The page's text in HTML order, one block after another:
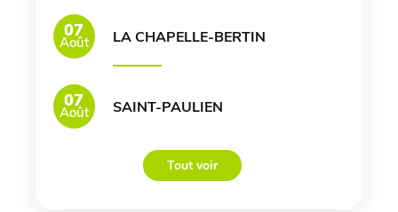
07
Août LA CHAPELLE-BERTIN
07
Août SAINT-PAULIEN
Tout voir